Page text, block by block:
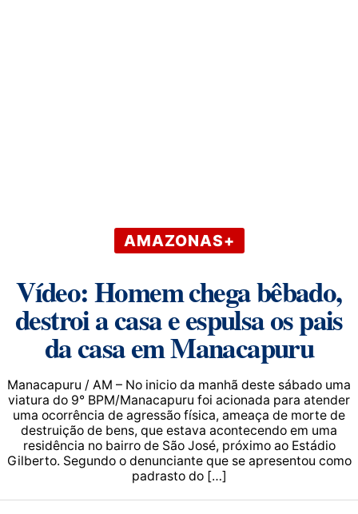
AMAZONAS+
Vídeo: Homem chega bêbado,
destroi a casa e espulsa os pais
da casa em Manacapuru
Manacapuru / AM – No inicio da manhã deste sábado uma
viatura do 9° BPM/Manacapuru foi acionada para atender
uma ocorrência de agressão física, ameaça de morte de
destruição de bens, que estava acontecendo em uma
residência no bairro de São José, próximo ao Estádio
Gilberto. Segundo o denunciante que se apresentou como
padrasto do […]